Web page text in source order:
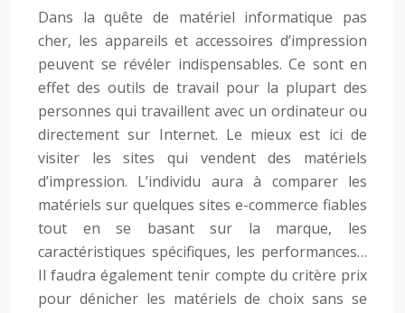
Dans la quête de matériel informatique pas
cher, les appareils et accessoires d’impression
peuvent se révéler indispensables. Ce sont en
effet des outils de travail pour la plupart des
personnes qui travaillent avec un ordinateur ou
directement sur Internet. Le mieux est ici de
visiter les sites qui vendent des matériels
d’impression. L’individu aura à comparer les
matériels sur quelques sites e-commerce fiables
tout en se basant sur la marque, les
caractéristiques spécifiques, les performances…
Il faudra également tenir compte du critère prix
pour dénicher les matériels de choix sans se